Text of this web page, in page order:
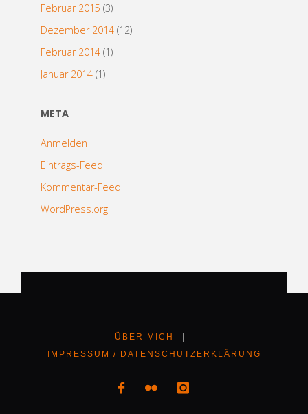
Februar 2015 (3)
Dezember 2014(12)
Februar 2014(1)
Januar 2014(1)
META
Anmelden
Eintrags-Feed
Kommentar-Feed
WordPress.org
ÜBER MICH
IMPRESSUM / DATENSCHUTZERKLÄRUNG